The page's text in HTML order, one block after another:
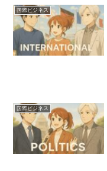
国際ビジネス
国際ビジネス